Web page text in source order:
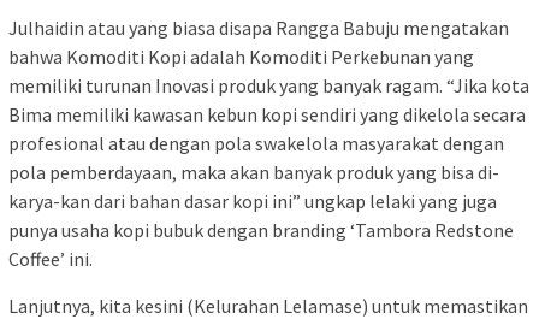
Julhaidin atau yang biasa disapa Rangga Babuju mengatakan
bahwa Komoditi Kopi adalah Komoditi Perkebunan yang
memiliki turunan Inovasi produk yang banyak ragam. “Jika kota
Bima memiliki kawasan kebun kopi sendiri yang dikelola secara
profesional atau dengan pola swakelola masyarakat dengan
pola pemberdayaan, maka akan banyak produk yang bisa di-
karya-kan dari bahan dasar kopi ini” ungkap lelaki yang juga
punya usaha kopi bubuk dengan branding ‘Tambora Redstone
Coffee’ ini.
Lanjutnya, kita kesini (Kelurahan Lelamase) untuk memastikan